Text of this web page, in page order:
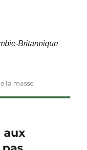
Britannique
la masse
aux